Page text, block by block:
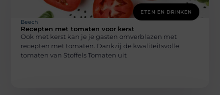
ETEN EN DRINKEN
Beech
Recepten met tomaten voor kerst
Ook met kerst kan je je gasten omverblazen met
recepten met tomaten. Dankzij de kwaliteitsvolle
tomaten van Stoffels Tomaten uit